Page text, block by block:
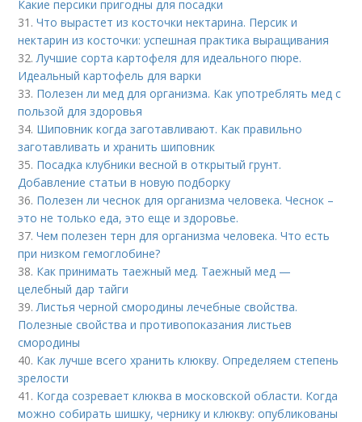
Какие персики пригодны для посадки
31.Что вырастет из косточки нектарина. Персик и
нектарин из косточки: успешная практика выращивания
32. Лучшие сорта картофеля для идеального пюре.
Идеальный картофель для варки
33. Полезен ли мед для организма. Как употреблять мед с
пользой для здоровья
34. Шиповник когда заготавливают. Как правильно
заготавливать и хранить шиповник
35. Посадка клубники весной в открытый грунт.
Добавление статьи в новую подборку
36. Полезен ли чеснок для организма человека. Чеснок –
это не только еда, это еще и здоровье.
37.Чем полезен терн для организма человека. Что есть
при низком гемоглобине?
38. Как принимать таежный мед. Таежный мед —
целебный дар тайги
39. Листья черной смородины лечебные свойства.
Полезные свойства и противопоказания листьев
смородины
40. Как лучше всего хранить клюкву. Определяем степень
зрелости
41. Когда созревает клюква в московской области. Когда
можно собирать шишку, чернику и клюкву: опубликованы